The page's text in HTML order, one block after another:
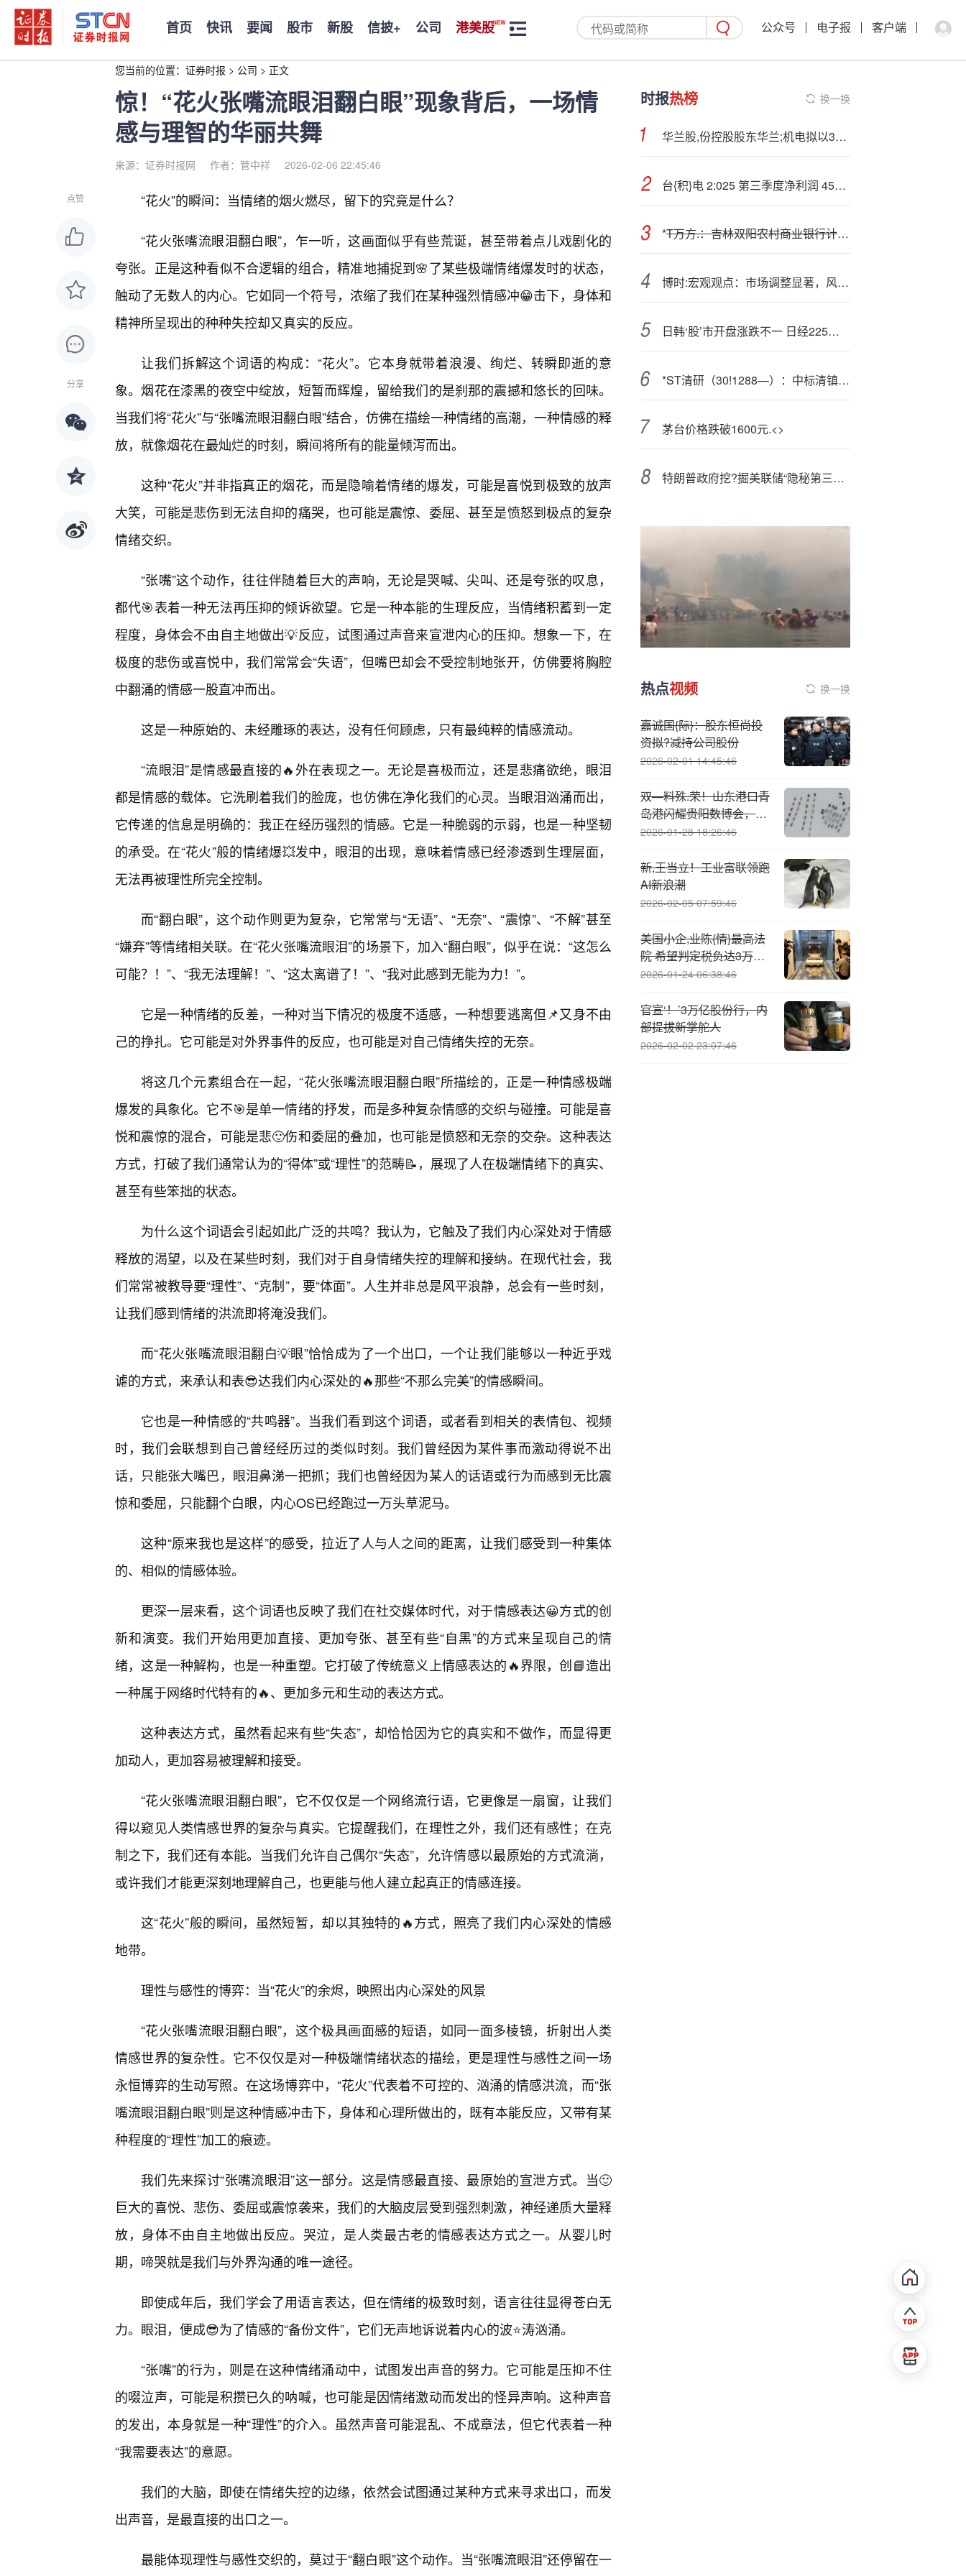
首页 快讯 要闻 股市 新股 信披+ 公司 港美股 公众号 电子报 客户端
您当前的位置： 证券时报 > 公司 > 正文
惊！“花火张嘴流眼泪翻白眼”现象背后，一场情
感与理智的华丽共舞
来源：证券时报网 作者：管中祥 2026-02-06 22:45:46
点赞
分享
“花火”的瞬间：当情绪的烟火燃尽，留下的究竟是什么？
“花火张嘴流眼泪翻白眼”，乍一听，这画面似乎有些荒诞，甚至带着点儿戏剧化的
夸张。正是这种看似不合逻辑的组合，精准地捕捉到🌸了某些极端情绪爆发时的状态，
触动了无数人的内心。它如同一个符号，浓缩了我们在某种强烈情感冲😁击下，身体和
精神所呈现出的种种失控却又真实的反应。
让我们拆解这个词语的构成：“花火”。它本身就带着浪漫、绚烂、转瞬即逝的意
象。烟花在漆黑的夜空中绽放，短暂而辉煌，留给我们的是刹那的震撼和悠长的回味。
当我们将“花火”与“张嘴流眼泪翻白眼”结合，仿佛在描绘一种情绪的高潮，一种情感的释
放，就像烟花在最灿烂的时刻，瞬间将所有的能量倾泻而出。
这种“花火”并非指真正的烟花，而是隐喻着情绪的爆发，可能是喜悦到极致的放声
大笑，可能是悲伤到无法自抑的痛哭，也可能是震惊、委屈、甚至是愤怒到极点的复杂
情绪交织。
“张嘴”这个动作，往往伴随着巨大的声响，无论是哭喊、尖叫、还是夸张的叹息，
都代🎯表着一种无法再压抑的倾诉欲望。它是一种本能的生理反应，当情绪积蓄到一定
程度，身体会不由自主地做出💡反应，试图通过声音来宣泄内心的压抑。想象一下，在
极度的悲伤或喜悦中，我们常常会“失语”，但嘴巴却会不受控制地张开，仿佛要将胸腔
中翻涌的情感一股直冲而出。
这是一种原始的、未经雕琢的表达，没有任何顾虑，只有最纯粹的情感流动。
“流眼泪”是情感最直接的🔥外在表现之一。无论是喜极而泣，还是悲痛欲绝，眼泪
都是情感的载体。它洗刷着我们的脸庞，也仿佛在净化我们的心灵。当眼泪汹涌而出，
它传递的信息是明确的：我正在经历强烈的情感。它是一种脆弱的示弱，也是一种坚韧
的承受。在“花火”般的情绪爆💥发中，眼泪的出现，意味着情感已经渗透到生理层面，
无法再被理性所完全控制。
而“翻白眼”，这个动作则更为复杂，它常常与“无语”、“无奈”、“震惊”、“不解”甚至
“嫌弃”等情绪相关联。在“花火张嘴流眼泪”的场景下，加入“翻白眼”，似乎在说：“这怎么
可能？！”、“我无法理解！”、“这太离谱了！”、“我对此感到无能为力！”。
它是一种情绪的反差，一种对当下情况的极度不适感，一种想要逃离但📌又身不由
己的挣扎。它可能是对外界事件的反应，也可能是对自己情绪失控的无奈。
将这几个元素组合在一起，“花火张嘴流眼泪翻白眼”所描绘的，正是一种情感极端
爆发的具象化。它不🎯是单一情绪的抒发，而是多种复杂情感的交织与碰撞。可能是喜
悦和震惊的混合，可能是悲🙂伤和委屈的叠加，也可能是愤怒和无奈的交杂。这种表达
方式，打破了我们通常认为的“得体”或“理性”的范畴📝，展现了人在极端情绪下的真实、
甚至有些笨拙的状态。
为什么这个词语会引起如此广泛的共鸣？我认为，它触及了我们内心深处对于情感
释放的渴望，以及在某些时刻，我们对于自身情绪失控的理解和接纳。在现代社会，我
们常常被教导要“理性”、“克制”，要“体面”。人生并非总是风平浪静，总会有一些时刻，
让我们感到情绪的洪流即将淹没我们。
而“花火张嘴流眼泪翻白💡眼”恰恰成为了一个出口，一个让我们能够以一种近乎戏
谑的方式，来承认和表😎达我们内心深处的🔥那些“不那么完美”的情感瞬间。
它也是一种情感的“共鸣器”。当我们看到这个词语，或者看到相关的表情包、视频
时，我们会联想到自己曾经经历过的类似时刻。我们曾经因为某件事而激动得说不出
话，只能张大嘴巴，眼泪鼻涕一把抓；我们也曾经因为某人的话语或行为而感到无比震
惊和委屈，只能翻个白眼，内心OS已经跑过一万头草泥马。
这种“原来我也是这样”的感受，拉近了人与人之间的距离，让我们感受到一种集体
的、相似的情感体验。
更深一层来看，这个词语也反映了我们在社交媒体时代，对于情感表达😀方式的创
新和演变。我们开始用更加直接、更加夸张、甚至有些“自黑”的方式来呈现自己的情
绪，这是一种解构，也是一种重塑。它打破了传统意义上情感表达的🔥界限，创📘造出
一种属于网络时代特有的🔥、更加多元和生动的表达方式。
这种表达方式，虽然看起来有些“失态”，却恰恰因为它的真实和不做作，而显得更
加动人，更加容易被理解和接受。
“花火张嘴流眼泪翻白眼”，它不仅仅是一个网络流行语，它更像是一扇窗，让我们
得以窥见人类情感世界的复杂与真实。它提醒我们，在理性之外，我们还有感性；在克
制之下，我们还有本能。当我们允许自己偶尔“失态”，允许情感以最原始的方式流淌，
或许我们才能更深刻地理解自己，也更能与他人建立起真正的情感连接。
这“花火”般的瞬间，虽然短暂，却以其独特的🔥方式，照亮了我们内心深处的情感
地带。
理性与感性的博弈：当“花火”的余烬，映照出内心深处的风景
“花火张嘴流眼泪翻白眼”，这个极具画面感的短语，如同一面多棱镜，折射出人类
情感世界的复杂性。它不仅仅是对一种极端情绪状态的描绘，更是理性与感性之间一场
永恒博弈的生动写照。在这场博弈中，“花火”代表着不可控的、汹涌的情感洪流，而“张
嘴流眼泪翻白眼”则是这种情感冲击下，身体和心理所做出的，既有本能反应，又带有某
种程度的“理性”加工的痕迹。
我们先来探讨“张嘴流眼泪”这一部分。这是情感最直接、最原始的宣泄方式。当🙂
巨大的喜悦、悲伤、委屈或震惊袭来，我们的大脑皮层受到强烈刺激，神经递质大量释
放，身体不由自主地做出反应。哭泣，是人类最古老的情感表达方式之一。从婴儿时
期，啼哭就是我们与外界沟通的唯一途径。
即使成年后，我们学会了用语言表达，但在情绪的极致时刻，语言往往显得苍白无
力。眼泪，便成😎为了情感的“备份文件”，它们无声地诉说着内心的波⭐涛汹涌。
“张嘴”的行为，则是在这种情绪涌动中，试图发出声音的努力。它可能是压抑不住
的啜泣声，可能是积攒已久的呐喊，也可能是因情绪激动而发出的怪异声响。这种声音
的发出，本身就是一种“理性”的介入。虽然声音可能混乱、不成章法，但它代表着一种
“我需要表达”的意愿。
我们的大脑，即使在情绪失控的边缘，依然会试图通过某种方式来寻求出口，而发
出声音，是最直接的出口之一。
最能体现理性与感性交织的，莫过于“翻白眼”这个动作。当“张嘴流眼泪”还停留在一
时报热榜 换一换
华兰股,份控股股东华兰;机电拟以3000万元至6000万元增持公司股份
台{积}电 2:025 第三季度净利润 4523 亿元新台币，同比增长 39.1%
*T万方.：吉林双阳农村商业银行计划减持不超过934万股
博时:宏观观点：市场调整显著，风险偏好等待修复
日韩‘股’市开盘涨跌不一 日经225指数开盘下跌0.47%
*ST清研（30!1288—）：中标清镇市北控水务有限公司采购项目，中标金额为2130.67万元
茅台价格跌破1600元.<>
特朗普政府挖?掘美联储“隐秘第三使命”，长期利率控制成新焦点
热点视频 换一换
嘉诚国{际}：股东恒尚投
资拟?减持公司股份
2026-02-01 14:45:46
双—料殊.荣！山东港口青
岛港闪耀贵阳数博会，斩
获国家数据局两项重磅成
2026-01-28 18:26:46
新,王当立！工业富联领跑
AI新浪潮
2026-02-05 07:59:46
美国小企,业陈{情}最高法
院 希望判定税负达3万亿
美元的特朗普关税非法
2026-01-24 06:38:46
官宣‘！’3万亿股份行，内
部提拔新掌舵人
2026-02-02 23:07:46